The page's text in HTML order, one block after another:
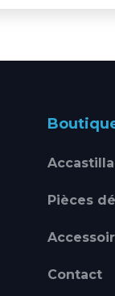
Pièces
Contact